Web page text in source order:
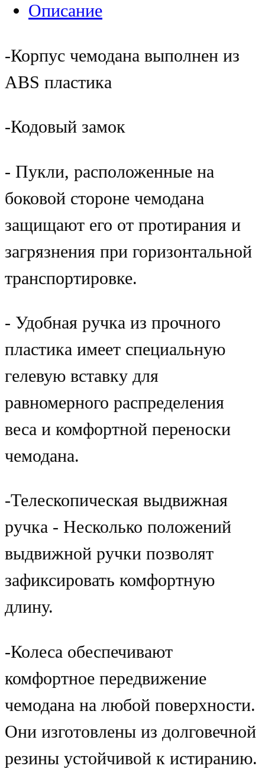
Описание
-Корпус чемодана выполнен из
ABS пластика
-Кодовый замок
- Пукли, расположенные на
боковой стороне чемодана
защищают его от протирания и
загрязнения при горизонтальной
транспортировке.
- Удобная ручка из прочного
пластика имеет специальную
гелевую вставку для
равномерного распределения
веса и комфортной переноски
чемодана.
-Телескопическая выдвижная
ручка - Несколько положений
выдвижной ручки позволят
зафиксировать комфортную
длину.
-Колеса обеспечивают
комфортное передвижение
чемодана на любой поверхности.
Они изготовлены из долговечной
резины устойчивой к истиранию.